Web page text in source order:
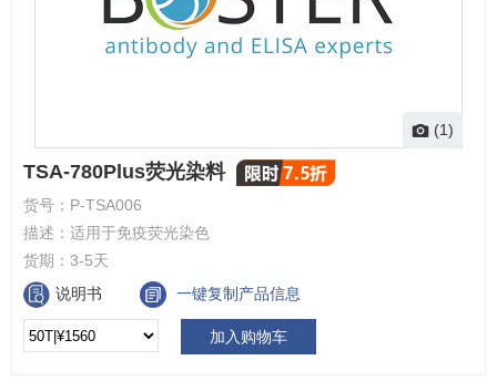
(1)
TSA-780Plus荧光染料
货号： P-TSA006
描述： 适用于免疫荧光染色
货期： 3-5天
说明书
一键复制产品信息
加入购物车